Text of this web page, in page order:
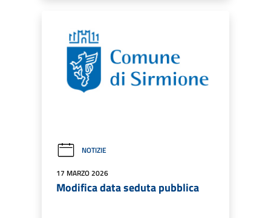
NOTIZIE
17 MARZO 2026
Modifica data seduta pubblica